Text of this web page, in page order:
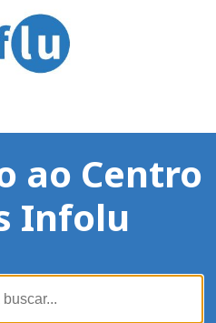
ao Centro
Infolu